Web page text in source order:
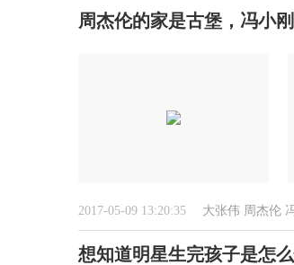
周杰伦的家是古堡，冯小
2017-05-09 13:20:35 大张伟 周杰伦
想知道明星生完孩子是怎